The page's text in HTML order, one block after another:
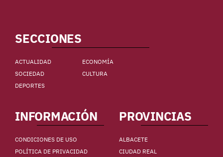
SECCIONES
ACTUALIDAD
ECONOMÍA
SOCIEDAD
CULTURA
DEPORTES
INFORMACIÓN
CONDICIONES DE USO
POLÍTICA DE PRIVACIDAD
PROVINCIAS
ALBACETE
CIUDAD REAL